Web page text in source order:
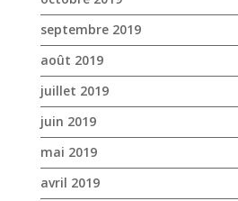
septembre 2019
août 2019
juillet 2019
juin 2019
mai 2019
avril 2019